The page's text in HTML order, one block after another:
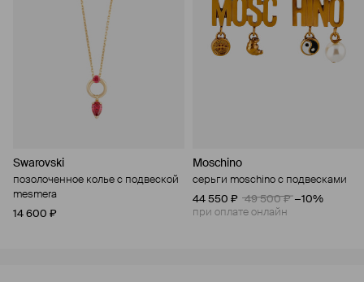
Swarovski
позолоченное колье с подвеской
mesmera
14 600 ₽
Moschino
серьги moschino с подвесками
44 550 ₽
49 500 ₽ −10%
при оплате онлайн